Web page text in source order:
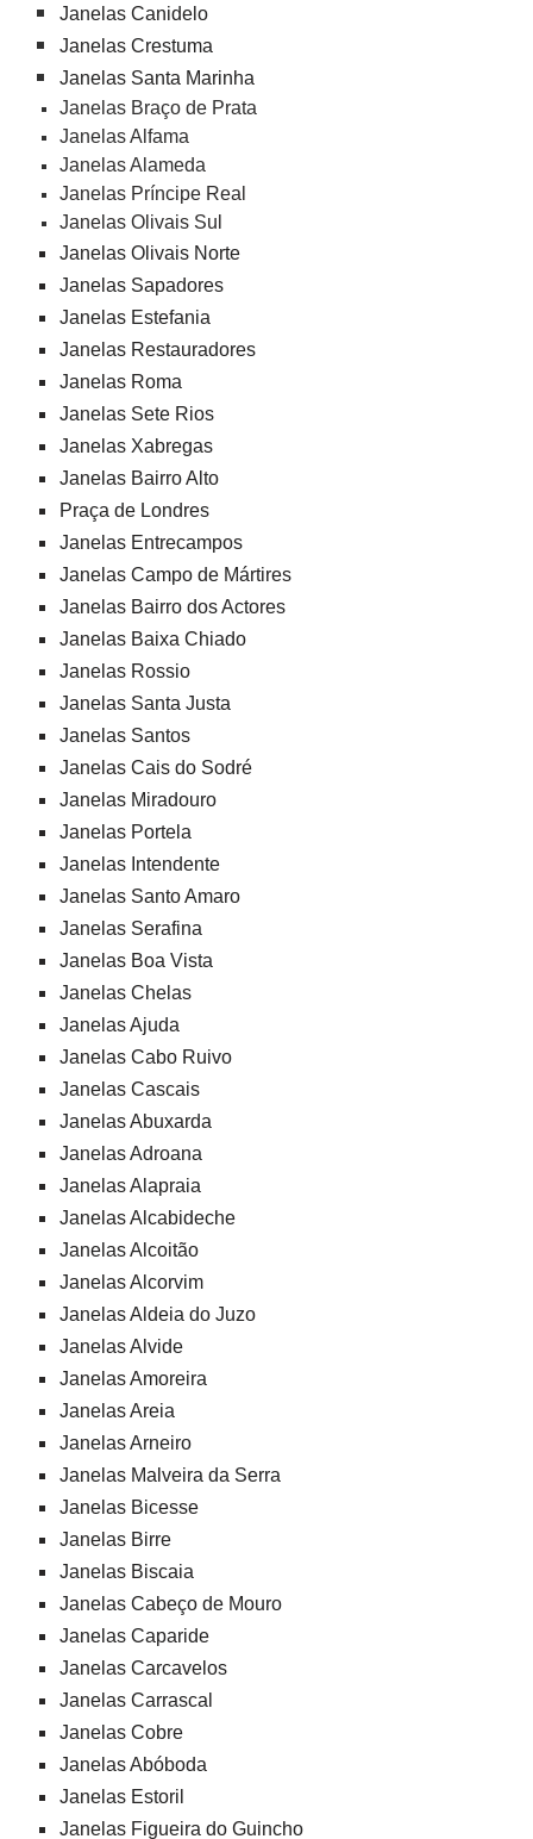
Janelas Canidelo
Janelas Crestuma
Janelas Santa Marinha
Janelas Braço de Prata
Janelas Alfama
Janelas Alameda
Janelas Príncipe Real
Janelas Olivais Sul
Janelas Olivais Norte
Janelas Sapadores
Janelas Estefania
Janelas Restauradores
Janelas Roma
Janelas Sete Rios
Janelas Xabregas
Janelas Bairro Alto
Praça de Londres
Janelas Entrecampos
Janelas Campo de Mártires
Janelas Bairro dos Actores
Janelas Baixa Chiado
Janelas Rossio
Janelas Santa Justa
Janelas Santos
Janelas Cais do Sodré
Janelas Miradouro
Janelas Portela
Janelas Intendente
Janelas Santo Amaro
Janelas Serafina
Janelas Boa Vista
Janelas Chelas
Janelas Ajuda
Janelas Cabo Ruivo
Janelas Cascais
Janelas Abuxarda
Janelas Adroana
Janelas Alapraia
Janelas Alcabideche
Janelas Alcoitão
Janelas Alcorvim
Janelas Aldeia do Juzo
Janelas Alvide
Janelas Amoreira
Janelas Areia
Janelas Arneiro
Janelas Malveira da Serra
Janelas Bicesse
Janelas Birre
Janelas Biscaia
Janelas Cabeço de Mouro
Janelas Caparide
Janelas Carcavelos
Janelas Carrascal
Janelas Cobre
Janelas Abóboda
Janelas Estoril
Janelas Figueira do Guincho